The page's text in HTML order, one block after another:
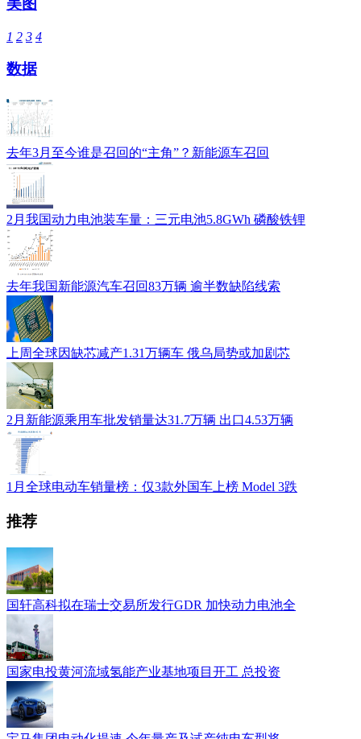
美图
1 2 3 4
数据
去年3月至今谁是召回的“主角”？新能源车召回
2月我国动力电池装车量：三元电池5.8GWh 磷酸铁锂
去年我国新能源汽车召回83万辆 逾半数缺陷线索
上周全球因缺芯减产1.31万辆车 俄乌局势或加剧芯
2月新能源乘用车批发销量达31.7万辆 出口4.53万辆
1月全球电动车销量榜：仅3款外国车上榜 Model 3跌
推荐
国轩高科拟在瑞士交易所发行GDR 加快动力电池全
国家电投黄河流域氢能产业基地项目开工 总投资